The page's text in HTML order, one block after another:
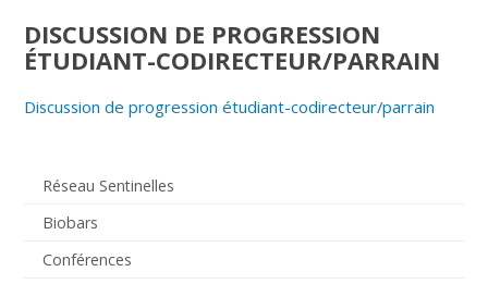
Réseau Sentinelles
Biobars
Conférences
DISCUSSION DE PROGRESSION
ÉTUDIANT-CODIRECTEUR/PARRAIN
Discussion de progression étudiant-codirecteur/parrain